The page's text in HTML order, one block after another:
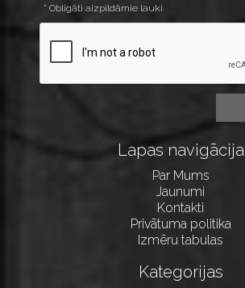
* Obligāti aizpildāmie lauki
Lapas navigācija
Par Mums
Jaunumi
Kontakti
Privātuma politika
Izmēru tabulas
Kategorijas